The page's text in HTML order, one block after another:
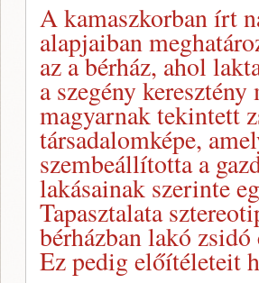
A kamaszkorban írt
alapjaiban
az a bérház, ahol
a szegény
magyarnak tekintett
társadalomképe,
szembeállította a
lakásainak szerinte
Tapasztalata
bérházban lakó
Ez pedig előítéleteit